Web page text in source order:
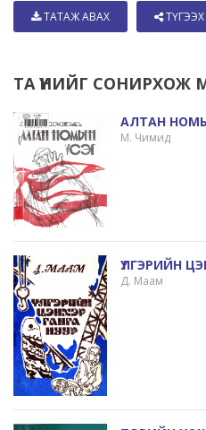
ТАТАЖ АВАХ ТҮГЭЭХ
ТА ҮҮНИЙГ СОНИРХОЖ
АЛТАН
М. Чимид
ҮЛГЭРИЙН
Д. Маам